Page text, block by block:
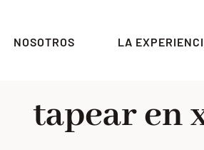
NOSOTROS LA
tapear en